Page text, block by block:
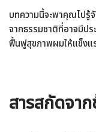
บทความนี้จะพาคุณไปรู้
จากธรรมชาติที่อาจมีป
ฟื้นฟูสุขภาพผมให้แข็งแ
สารสกัดจา